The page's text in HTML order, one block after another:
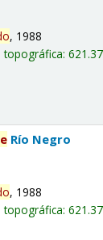
, 1988
topográfica:
Río Negro
, 1988
topográfica: